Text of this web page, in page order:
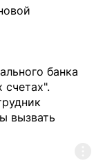
банка
вызвать